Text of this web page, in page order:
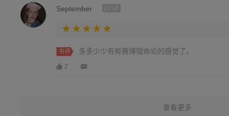
September
书评 多多少少有些赛博宿命论的感觉了。
2
查看更多